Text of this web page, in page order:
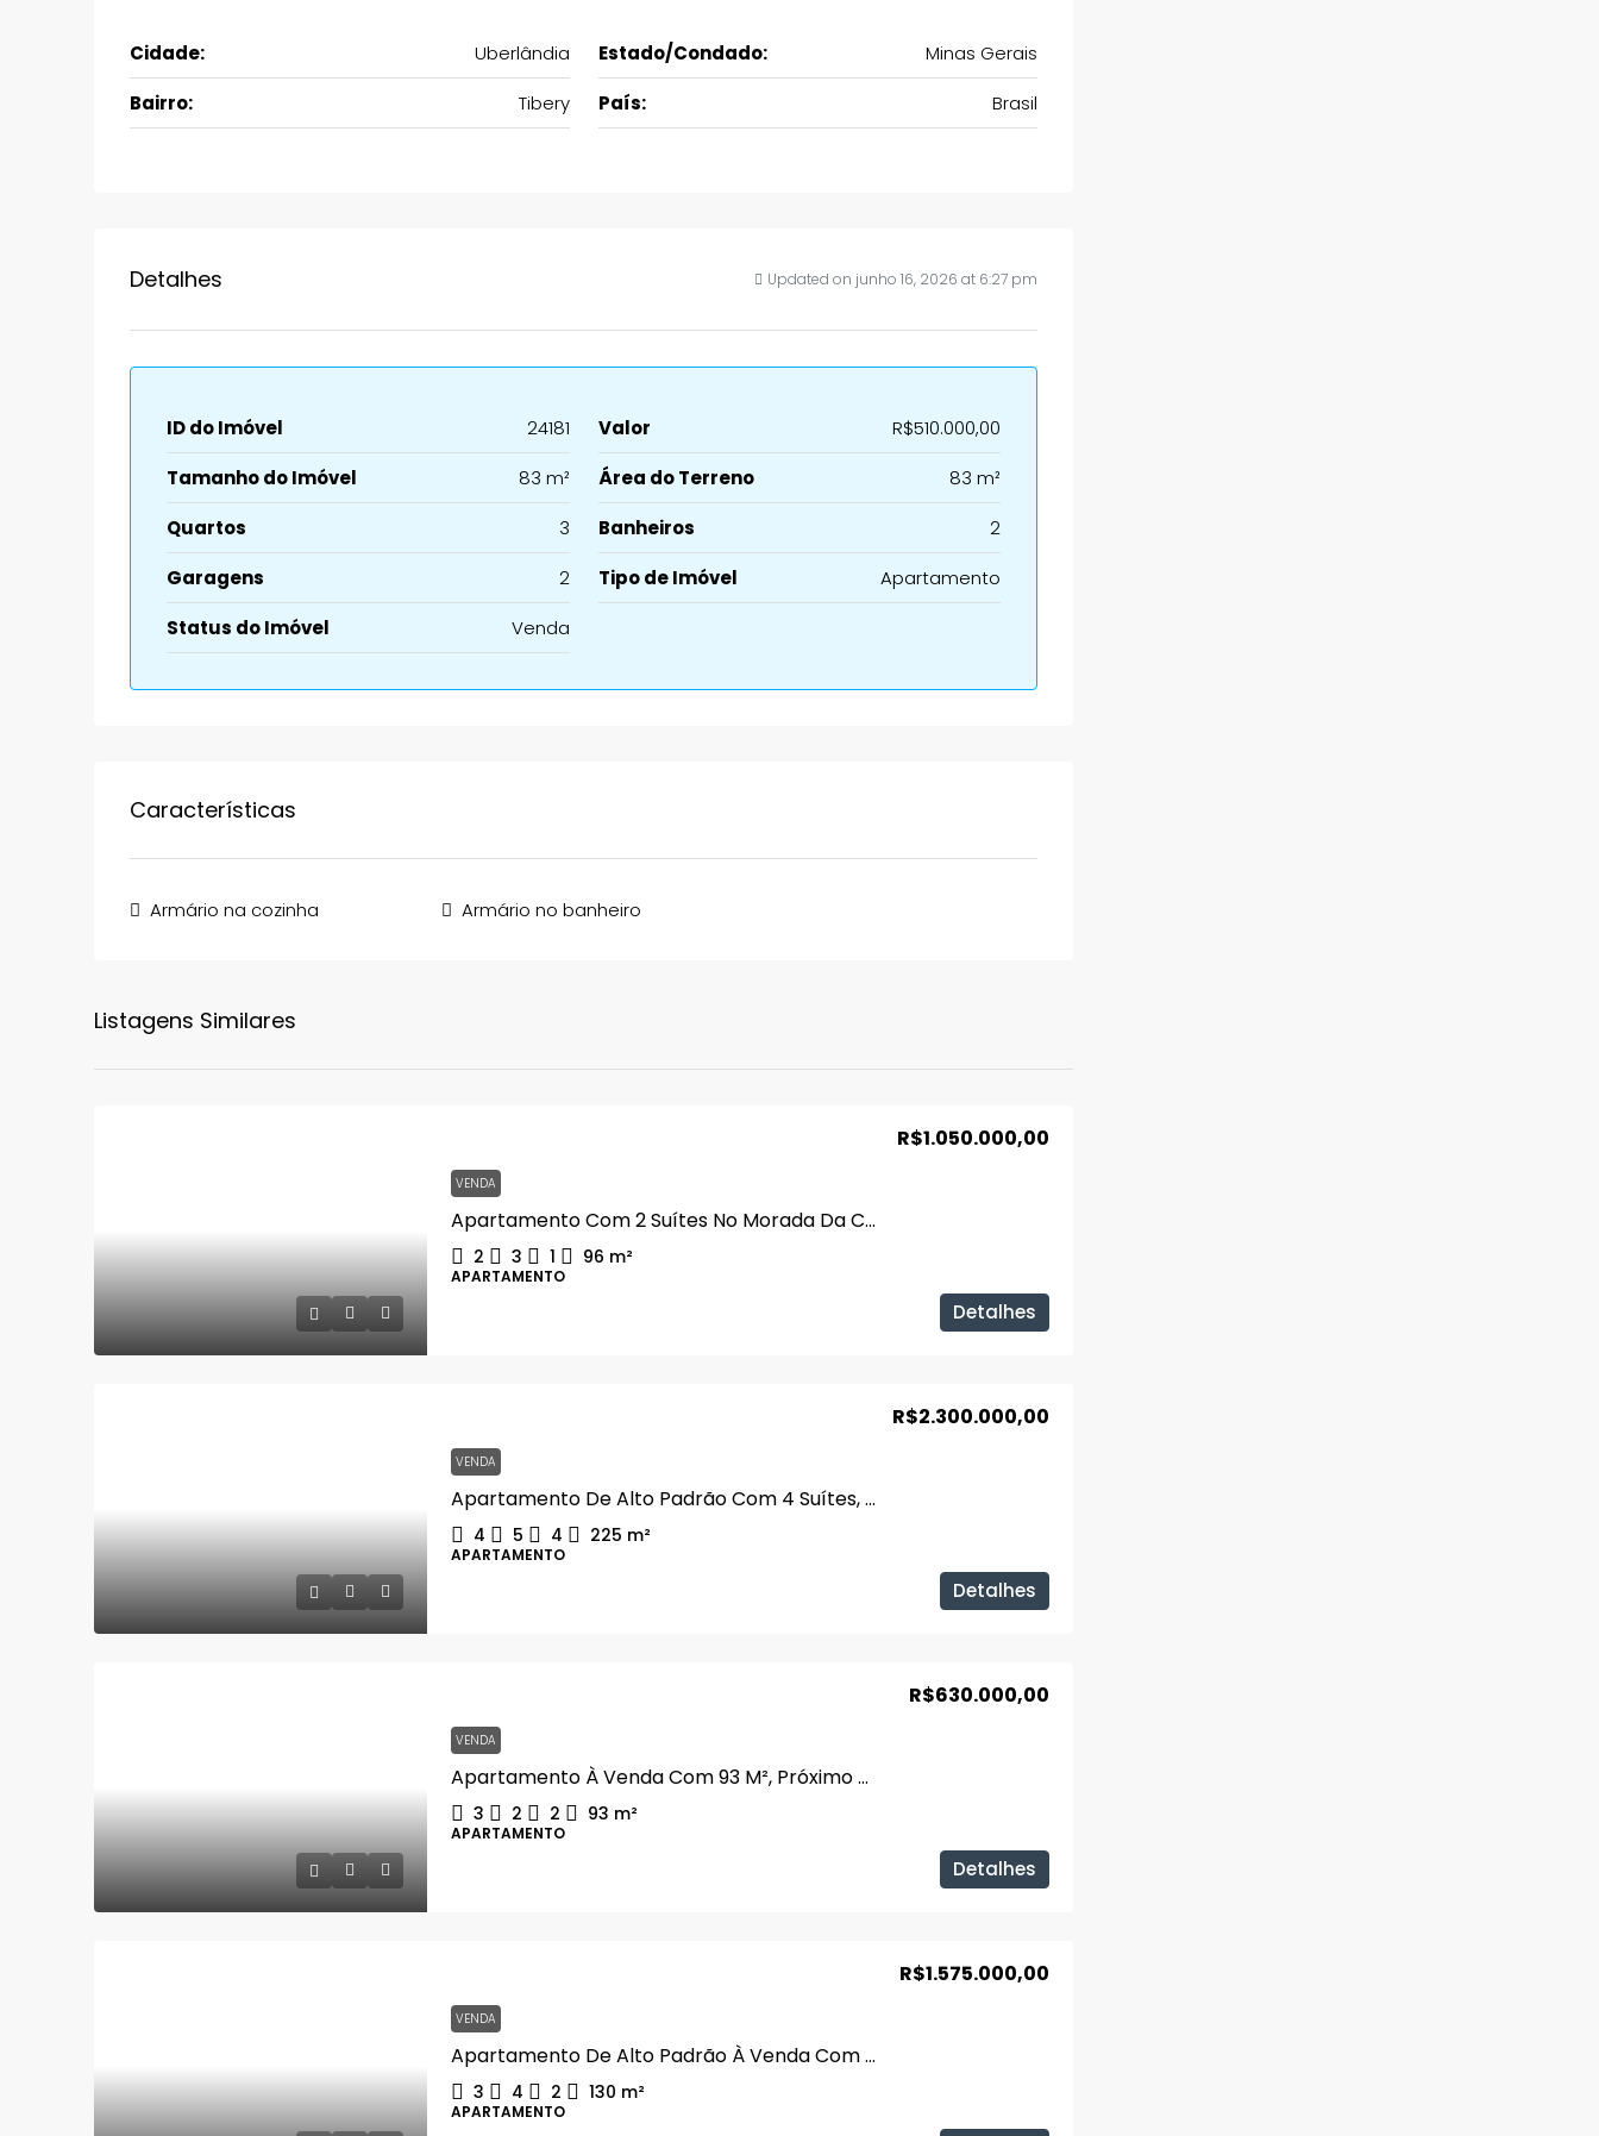
Cidade: Uberlândia Estado/Condado:
Minas Gerais
Bairro:
Tibery País: Brasil
Detalhes Updated on junho 16, 2026 at 6:27 pm
ID do Imóvel 24181 Valor
R$510.000,00
Tamanho do Imóvel
83 m² Área do Terreno
83 m²
Quartos
3 Banheiros
2
Garagens
2 Tipo de Imóvel
Apartamento
Status do Imóvel
Venda
Características
Armário na cozinha Armário no banheiro
Listagens Similares
VENDA
Apartamento Com 2 Suítes No Morada Da Colina
R$1.050.000,00
2 3 1 96 m²
APARTAMENTO
Detalhes
VENDA
Apartamento De Alto Padrão Com 4 Suítes, Jardim Karaíba
R$2.300.000,00
4 5 4 225 m²
APARTAMENTO
Detalhes
VENDA
Apartamento À Venda Com 93 M², Próximo Ao Praia Clube
R$630.000,00
3 2 2 93 m²
APARTAMENTO
Detalhes
VENDA
Apartamento De Alto Padrão À Venda Com 3 Suítes E Espaço Gourmet No Domun Residence
R$1.575.000,00
3 4 2 130 m²
APARTAMENTO